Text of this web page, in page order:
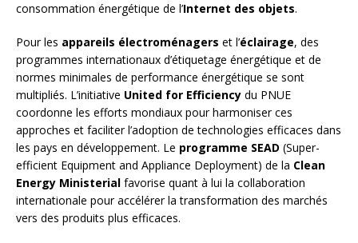
consommation énergétique de l’Internet des objets.
Pour les appareils électroménagers et l’éclairage, des
programmes internationaux d’étiquetage énergétique et de
normes minimales de performance énergétique se sont
multipliés. L’initiative United for Efficiency du PNUE
coordonne les efforts mondiaux pour harmoniser ces
approches et faciliter l’adoption de technologies efficaces dans
les pays en développement. Le programme SEAD (Super-
efficient Equipment and Appliance Deployment) de la Clean
Energy Ministerial favorise quant à lui la collaboration
internationale pour accélérer la transformation des marchés
vers des produits plus efficaces.